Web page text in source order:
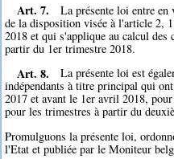
Art. 7.
La présente loi entre
de la disposition visée à l'article 2,
2018 et qui s'applique au calcul
partir du 1er trimestre 2018.
Art. 8.
La présente loi est
indépendants à titre principal qui
2017 et avant le 1er avril 2018,
pour les trimestres à partir du
Promulguons la présente loi,
l'Etat et publiée par le Moniteur